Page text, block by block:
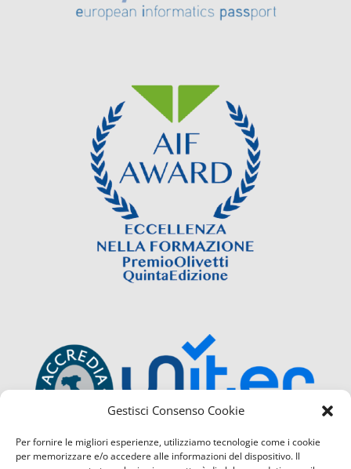
Gestisci Consenso Cookie
Per fornire le migliori esperienze, utilizziamo tecnologie come i cookie
per memorizzare e/o accedere alle informazioni del dispositivo. Il